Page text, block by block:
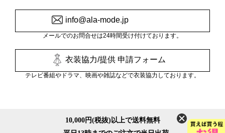
info@ala-mode.jp
メールでのお問合せは24時間受け付けております。
衣装協力/提供 申請フォーム
テレビ番組やドラマ、映画や雑誌などで衣装協力しております。
10,000円(税抜)以上で送料無料